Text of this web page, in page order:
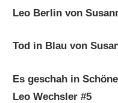
Leo Berlin von
Tod in Blau von
Es geschah in
Leo Wechsler #5